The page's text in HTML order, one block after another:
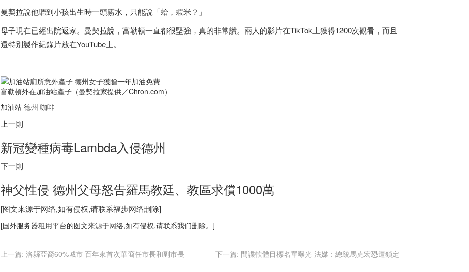
曼契拉說他聽到小孩出生時一頭霧水，只能說「蛤，蝦米？」
母子現在已經出院返家。曼契拉說，富勒頓一直都很堅強，真的非常讚。兩人的影片在TikTok上獲得1200次觀看，而且
還特別製作紀錄片放在YouTube上。
富勒頓外在加油站產子（曼契拉家提供／Chron.com）
加油站 德州 咖啡
上一則
新冠變種病毒Lambda入侵德州
下一則
神父性侵 德州父母怒告羅馬教廷、教區求償1000萬
[图文来源于网络,如有侵权,请联系福步网络删除]
[国外服务器租用平台的图文来源于网络,如有侵权,请联系我们删除。]
上一篇: 洛縣亞裔60%城市 百年來首次華裔任市長和副市長 下一篇: 間諜軟體目標名單曝光 法媒：總統馬克宏恐遭鎖定